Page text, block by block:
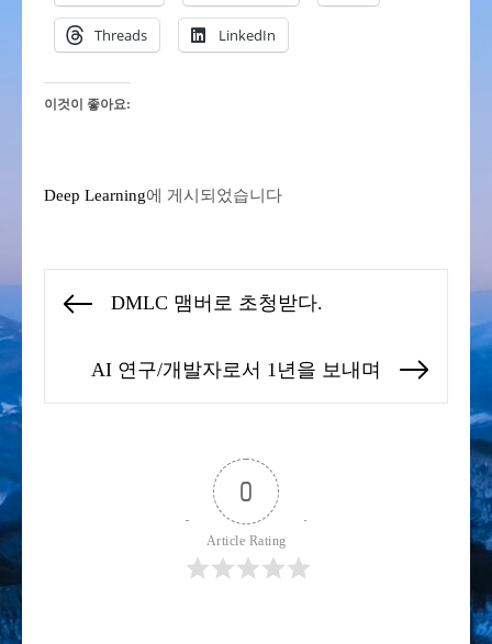
Threads LinkedIn
이것이 좋아요:
Deep Learning에 게시되었습니다
Previous
DMLC 맴버로 초청받다.
post:
AI 연구/개발자로서 1년을 보내며
0
Article Rating